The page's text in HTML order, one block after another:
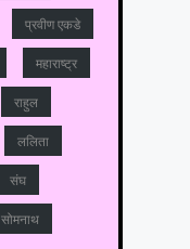
प्रवीण एकडे
महाराष्‍ट्र
राहुल
ललिता
संघ
सोमनाथ